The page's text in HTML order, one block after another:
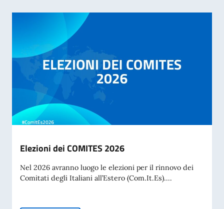
Elezioni dei COMITES 2026
Nel 2026 avranno luogo le elezioni per il rinnovo dei
Comitati degli Italiani all’Estero (Com.It.Es)....